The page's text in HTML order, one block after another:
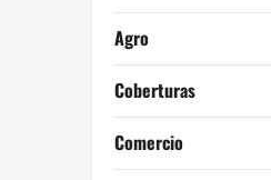
Agro
Coberturas
Comercio